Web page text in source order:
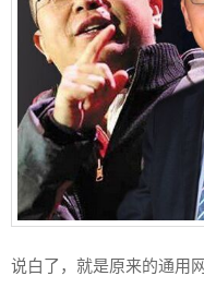
说白了，就是原来的通用